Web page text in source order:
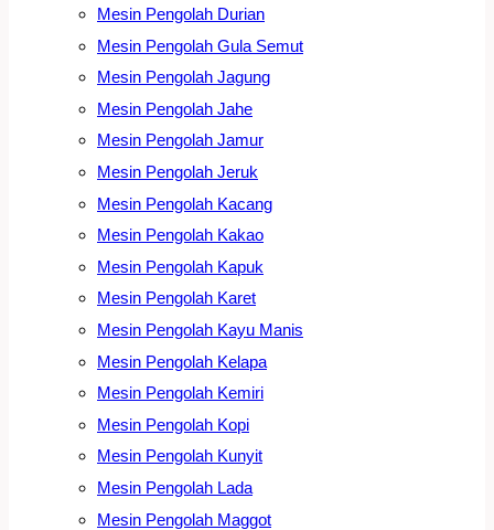
Mesin Pengolah Durian
Mesin Pengolah Gula Semut
Mesin Pengolah Jagung
Mesin Pengolah Jahe
Mesin Pengolah Jamur
Mesin Pengolah Jeruk
Mesin Pengolah Kacang
Mesin Pengolah Kakao
Mesin Pengolah Kapuk
Mesin Pengolah Karet
Mesin Pengolah Kayu Manis
Mesin Pengolah Kelapa
Mesin Pengolah Kemiri
Mesin Pengolah Kopi
Mesin Pengolah Kunyit
Mesin Pengolah Lada
Mesin Pengolah Maggot